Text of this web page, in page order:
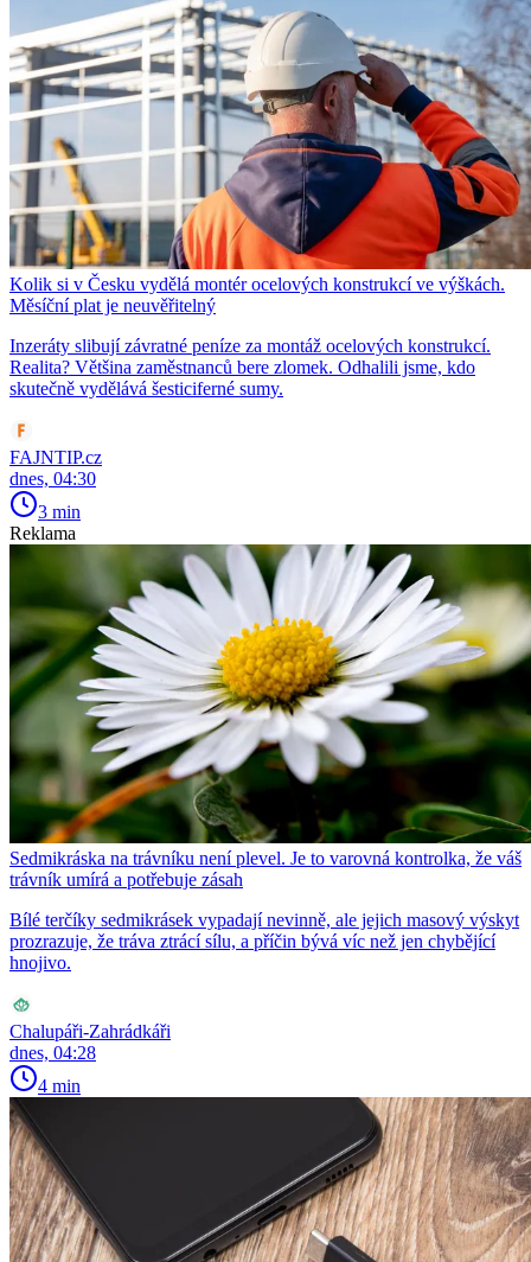
Kolik si v Česku vydělá montér ocelových konstrukcí ve výškách.
Měsíční plat je neuvěřitelný
Inzeráty slibují závratné peníze za montáž ocelových konstrukcí.
Realita? Většina zaměstnanců bere zlomek. Odhalili jsme, kdo
skutečně vydělává šesticiferné sumy.
FAJNTIP.cz
dnes, 04:30
3 min
Reklama
Sedmikráska na trávníku není plevel. Je to varovná kontrolka, že váš
trávník umírá a potřebuje zásah
Bílé terčíky sedmikrásek vypadají nevinně, ale jejich masový výskyt
prozrazuje, že tráva ztrácí sílu, a příčin bývá víc než jen chybějící
hnojivo.
Chalupáři-Zahrádkáři
dnes, 04:28
4 min